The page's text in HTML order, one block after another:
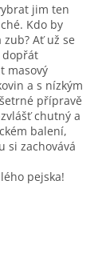
jim ten
Kdo by
Ať už se
dopřát
masový
a s nízkým
přípravě
chutný a
balení,
si zachovává
pejska!